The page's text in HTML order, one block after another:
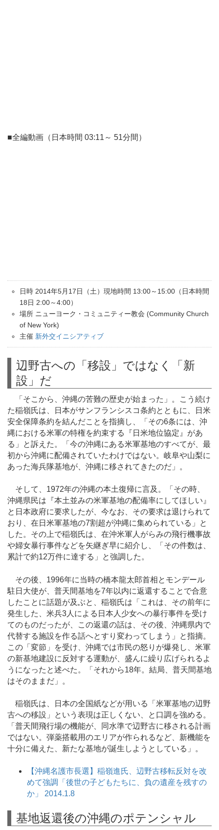
■全編動画（日本時間 03:11～ 51分間）
日時 2014年5月17日（土）現地時間 13:00～15:00（日本時間
18日 2:00～4:00）
場所 ニューヨーク・コミュニティー教会 (Community Church
of New York)
主催 新外交イニシアティブ
辺野古への「移設」ではなく「新
設」だ
「そこから、沖縄の苦難の歴史が始まった」。こう続け
た稲嶺氏は、日本がサンフランシスコ条約とともに、日米
安全保障条約を結んだことを指摘し、「その6条には、沖
縄における米軍の特権を約束する『日米地位協定』があ
る」と訴えた。「今の沖縄にある米軍基地のすべてが、最
初から沖縄に配備されていたわけではない。岐阜や山梨に
あった海兵隊基地が、沖縄に移されてきたのだ」。
そして、1972年の沖縄の本土復帰に言及。「その時、
沖縄県民は『本土並みの米軍基地の配備率にしてほしい』
と日本政府に要求したが、今なお、その要求は退けられて
おり、在日米軍基地の7割超が沖縄に集められている」と
した。その上で稲嶺氏は、在沖米軍人がらみの飛行機事故
や婦女暴行事件などを矢継ぎ早に紹介し、「その件数は、
累計で約12万件に達する」と強調した。
その後、1996年に当時の橋本龍太郎首相とモンデール
駐日大使が、普天間基地を7年以内に返還することで合意
したことに話題が及ぶと、稲嶺氏は「これは、その前年に
発生した、米兵3人による日本人少女への暴行事件を受け
てのものだったが、この返還の話は、その後、沖縄県内で
代替する施設を作る話へとすり変わってしまう」と指摘。
この「変節」を受け、沖縄では市民の怒りが爆発し、米軍
の新基地建設に反対する運動が、盛んに繰り広げられるよ
うになったと述べた。「それから18年。結局、普天間基地
はそのままだ」。
稲嶺氏は、日本の全国紙などが用いる「米軍基地の辺野
古への移設」という表現は正しくない、と口調を強める。
「普天間飛行場の機能が、同水準で辺野古に移される計画
ではない。弾薬搭載用のエリアが作られるなど、新機能を
十分に備えた、新たな基地が誕生しようとしている」。
【沖縄名護市長選】稲嶺進氏、辺野古移転反対を改
めて強調「後世の子どもたちに、負の遺産を残すの
か」 2014.1.8
基地返還後の沖縄のポテンシャル